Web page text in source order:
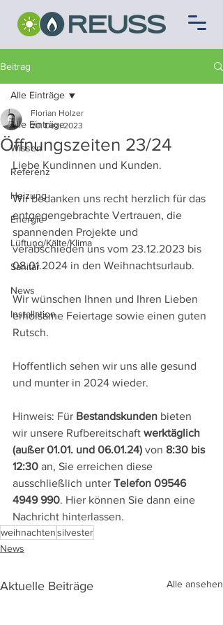
Beitrag
Alle Einträge
Wissen
Referenz
Heizung
Energie
Lüftung/Kälte/Klima
Sanitär
News
Installation
Alle Einträge
Öffnungszeiten 23/24
Florian Holzer
20. Dez. 2023
Liebe Kundinnen und Kunden.
Wir bedanken uns recht herzlich für das
entgegengebrachte Vertrauen, die
spannenden Projekte und
verabschieden uns vom 23.12.2023 bis
08.01.2024 in den Weihnachtsurlaub.
Wir wünschen Ihnen und Ihren Lieben
erholsame Feiertage sowie einen guten
Rutsch.
Hoffentlich sehen wir uns alle gesund
und munter in 2024 wieder.
Hinweis: Für Bestandskunden bieten
wir unsere Rufbereitschaft werktäglich
(außer 01.01. und 06.01.24) von 8:30 bis
12:30 an, Sie erreichen diese
ausschließlich unter Telefon 09546
4949 990. Hier können Sie dann eine
Nachricht hinterlassen.
weihnachtensilvester
News
Aktuelle Beiträge Alle ansehen